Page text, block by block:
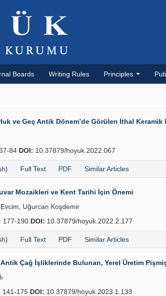
Boards Writing Rules Principles
ve Geç Antik Dönem’de Görülen İthal
84 DOI: 10.37879/hoyuk.2022.067
Full Text PDF Similar Articles
Mozaikleri ve Kent Tarihi İçin Önemi
Uğurcan Koşdemir
177-190 DOI: 10.37879/hoyuk.2022.2.177
Full Text PDF Similar Articles
Antik Çağ İşliklerinde Bulunan, Yerel Üretim
141-175 DOI: 10.37879/hoyuk.2023.1.133